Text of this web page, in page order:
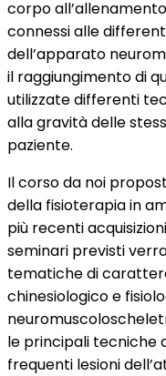
corpo
connessi alle
dell’apparato
il raggiungimento di
utilizzate differenti
alla gravità delle
paziente.
Il corso da noi
della fisioterapia in
più recenti
seminari previsti
tematiche di
chinesiologico e
le principali tecniche
frequenti lesioni